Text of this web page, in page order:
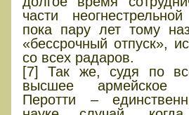
части
пока пару лет тому
«бессрочный отпуск»,
со всех радаров.
[7] Так же, судя по
высшее армейское
Перотти –